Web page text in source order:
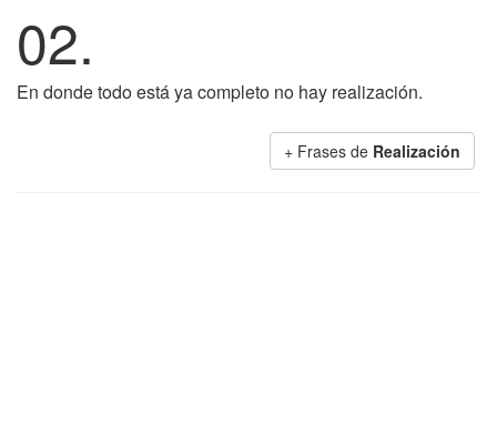
02.
En donde todo está ya completo no hay realización.
+ Frases de Realización